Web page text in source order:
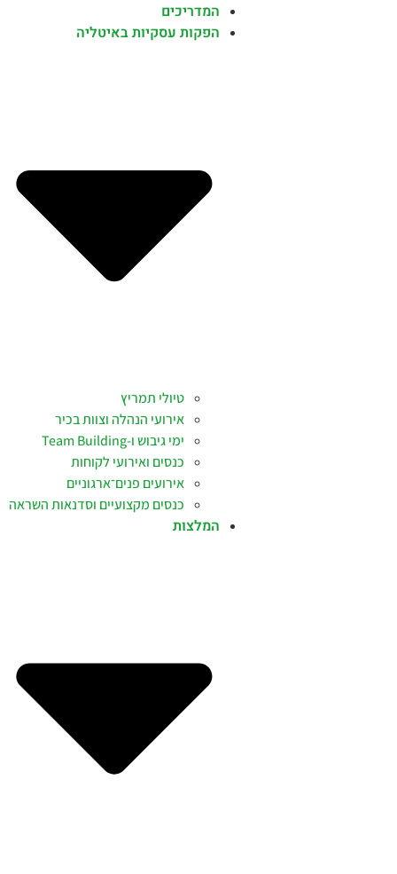
המדריכים
הפקות עסקיות באיטליה
טיולי תמריץ
אירועי הנהלה וצוות בכיר
ימי גיבוש ו-Team Building
כנסים ואירועי לקוחות
אירועים פנים־ארגוניים
כנסים מקצועיים וסדנאות השראה
המלצות